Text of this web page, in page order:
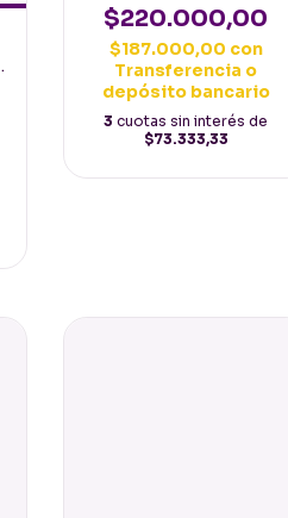
Mediano Negro flores
blancas
$220.000,00
$187.000,00 con
Transferencia o
depósito bancario
3 cuotas sin interés de
$73.333,33